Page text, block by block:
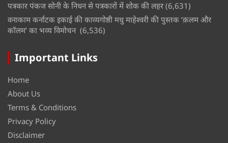
पत्रकार पंकज सोनी के निधन से पत्रकारों में शोक की लहर (6,631)
वनाकाम कर्नाटक इकाई की काव्यगोष्ठी मधु माहेश्वरी की पुस्तक ‘क़लम और
कॉलम’ का भव्य विमोचन (6,536)
Important Links
Home
About Us
Terms & Conditions
Privacy Policy
Disclaimer